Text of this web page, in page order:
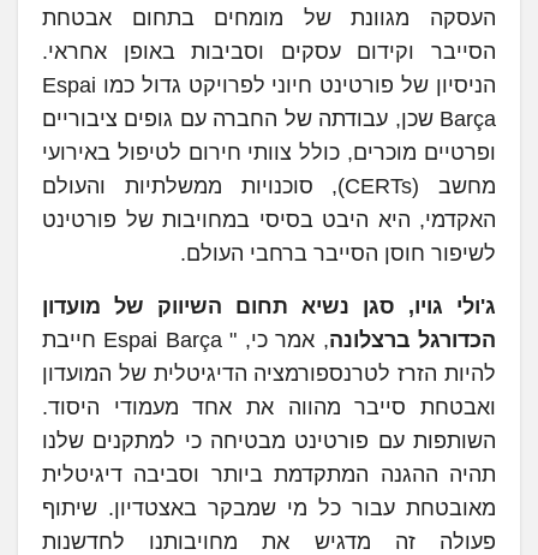
העסקה מגוונת של מומחים בתחום אבטחת
הסייבר וקידום עסקים וסביבות באופן אחראי.
הניסיון של פורטינט חיוני לפרויקט גדול כמו Espai
Barça שכן, עבודתה של החברה עם גופים ציבוריים
ופרטיים מוכרים, כולל צוותי חירום לטיפול באירועי
מחשב (CERTs), סוכנויות ממשלתיות והעולם
האקדמי, היא היבט בסיסי במחויבות של פורטינט
לשיפור חוסן הסייבר ברחבי העולם.
ג'ולי גויו, סגן נשיא תחום השיווק של מועדון
הכדורגל ברצלונה, אמר כי, "
Espai Barça חייבת
להיות הזרז לטרנספורמציה הדיגיטלית של המועדון
ואבטחת סייבר מהווה את אחד מעמודי היסוד.
השותפות עם פורטינט מבטיחה כי למתקנים שלנו
תהיה ההגנה המתקדמת ביותר וסביבה דיגיטלית
מאובטחת עבור כל מי שמבקר באצטדיון. שיתוף
פעולה זה מדגיש את מחויבותנו לחדשנות